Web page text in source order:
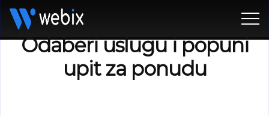
Odaberi uslugu i popuni
upit za ponudu